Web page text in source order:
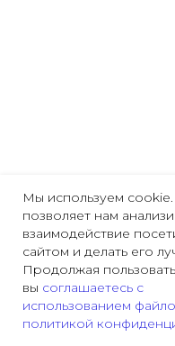
Главная Охрана труда
Мы используем
позволяет нам
взаимодействие
сайтом и делать его
Продолжая
вы соглашаетесь с
использованием
политикой